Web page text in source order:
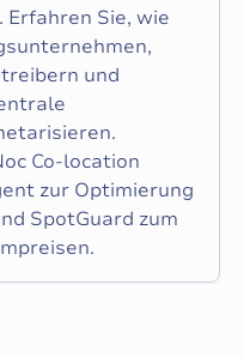
Sie, wie
und
Co-location
zur Optimierung
SpotGuard zum